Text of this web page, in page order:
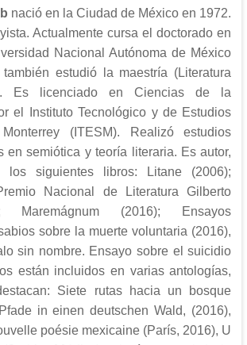
nació en la Ciudad de México en 1972.
Actualmente cursa el doctorado en
Nacional Autónoma de México
estudió la maestría (Literatura
Es licenciado en Ciencias de la
el Instituto Tecnológico y de Estudios
(ITESM). Realizó estudios
en semiótica y teoría literaria. Es autor,
los siguientes libros: Litane (2006);
Nacional de Literatura Gilberto
Maremágnum (2016); Ensayos
sobre la muerte voluntaria (2016),
sin nombre. Ensayo sobre el suicidio
están incluidos en varias antologías,
Siete rutas hacia un bosque
in einen deutschen Wald, (2016),
poésie mexicaine (París, 2016), U